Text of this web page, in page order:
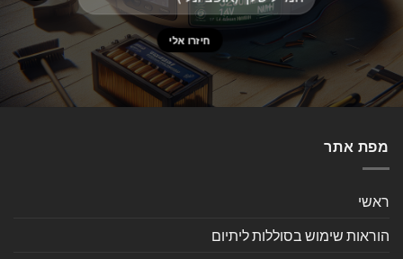
מפת אתר
ראשי
הוראות שימוש בסוללות ליתיום